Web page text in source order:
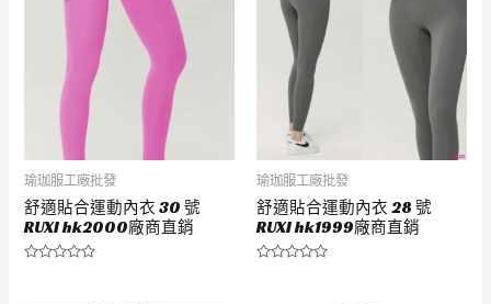
瑜珈服工廠批發
舒適貼合運動內衣 30 號
RUXI hk2000廠商直銷
瑜珈服工廠批發
舒適貼合運動內衣 28 號
RUXI hk1999廠商直銷